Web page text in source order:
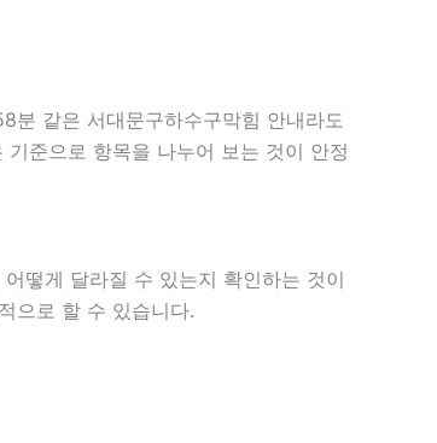
분 같은 서대문구하수구막힘 안내라도
준으로 항목을 나누어 보는 것이 안정
떻게 달라질 수 있는지 확인하는 것이
으로 할 수 있습니다.